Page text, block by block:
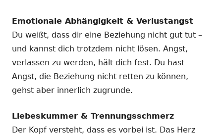
Emotionale Abhängigkeit & Verlustangst
Du weißt, dass dir eine Beziehung nicht gut tut –
und kannst dich trotzdem nicht lösen. Angst,
verlassen zu werden, hält dich fest. Du hast
Angst, die Beziehung nicht retten zu können,
gehst aber innerlich zugrunde.
Liebeskummer & Trennungsschmerz
Der Kopf versteht, dass es vorbei ist. Das Herz